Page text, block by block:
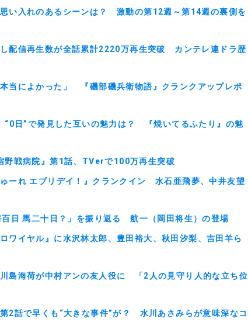
い入れのあるシーンは？ 激動の第12週～第14週の裏側を
し配信再生数が全話累計2220万再生突破 カンテレ連ドラ歴
当によかった」 『磯部磯兵衛物語』クランクアップレポ
“0日”で発見した互いの魅力は？ 『焼いてるふたり』の魅
野戦病院』第1話、TVerで100万再生突破
ーれ エブリデイ！』クランクイン 水石亜飛夢、中井友望
百日 馬二十日？」を振り返る 航一（岡田将生）の登場
ワイヤル』に水沢林太郎、豊田裕大、秋田汐梨、吉田羊ら
川島海荷が中村アンの友人役に 「2人の見守り人的な立ち位
第2話で早くも“大きな事件”が？ 水川あさみらが意味深なコ